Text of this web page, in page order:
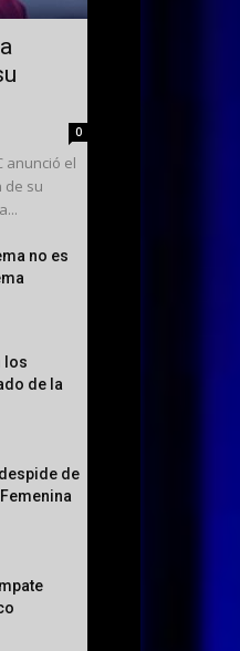
0
anunció el
de su
no es
los
de la
de